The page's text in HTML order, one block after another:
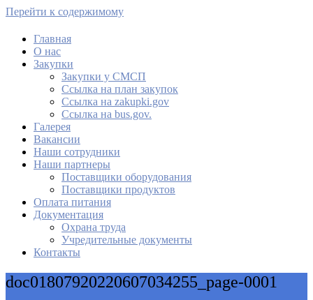
Перейти к содержимому
МАУ Комбинат питания
Главная
О нас
Закупки
Закупки у СМСП
Cсылка на план закупок
Cсылка на zakupki.gov
Ссылка на bus.gov.
Галерея
Вакансии
Наши сотрудники
Наши партнеры
Поставщики оборудования
Поставщики продуктов
Оплата питания
Документация
Охрана труда
Учредительные документы
Контакты
doc01807920220607034255_page-0001